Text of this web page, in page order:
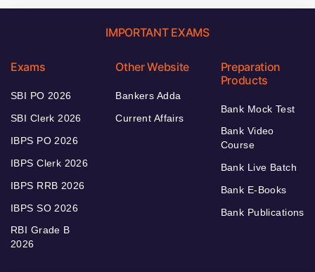
IMPORTANT EXAMS
Exams
SBI PO 2026
SBI Clerk 2026
IBPS PO 2026
IBPS Clerk 2026
IBPS RRB 2026
IBPS SO 2026
RBI Grade B
2026
Other Website
Bankers Adda
Current Affairs
Preparation
Products
Bank Mock Test
Bank Video
Course
Bank Live Batch
Bank E-Books
Bank Publications